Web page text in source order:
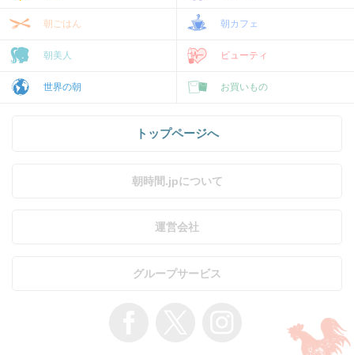
朝ごはん 朝カフェ
朝美人 ビューティ
世界の朝 お買いもの
トップページへ
朝時間.jpについて
運営会社
グループサービス